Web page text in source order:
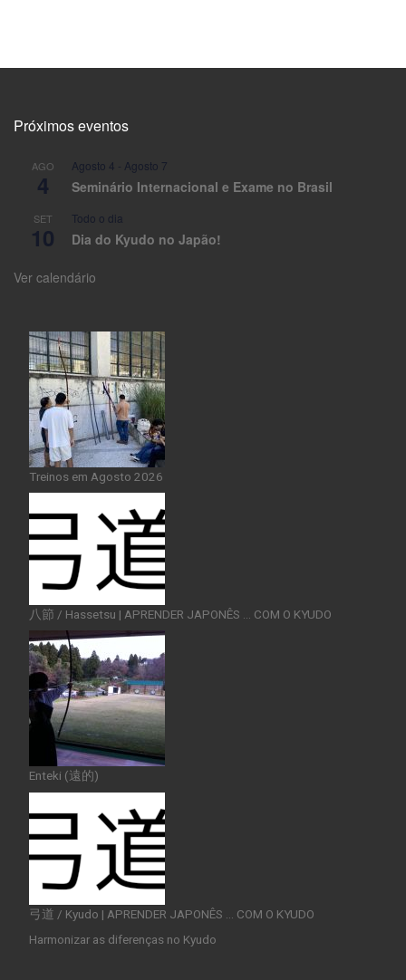
Próximos eventos
AGO
4
Agosto 4 - Agosto 7
Seminário Internacional e Exame no Brasil
SET
10
Todo o dia
Dia do Kyudo no Japão!
Ver calendário
Treinos em Agosto 2026
八節 / Hassetsu | APRENDER JAPONÊS … COM O KYUDO
Enteki (遠的)
弓道 / Kyudo | APRENDER JAPONÊS … COM O KYUDO
Harmonizar as diferenças no Kyudo